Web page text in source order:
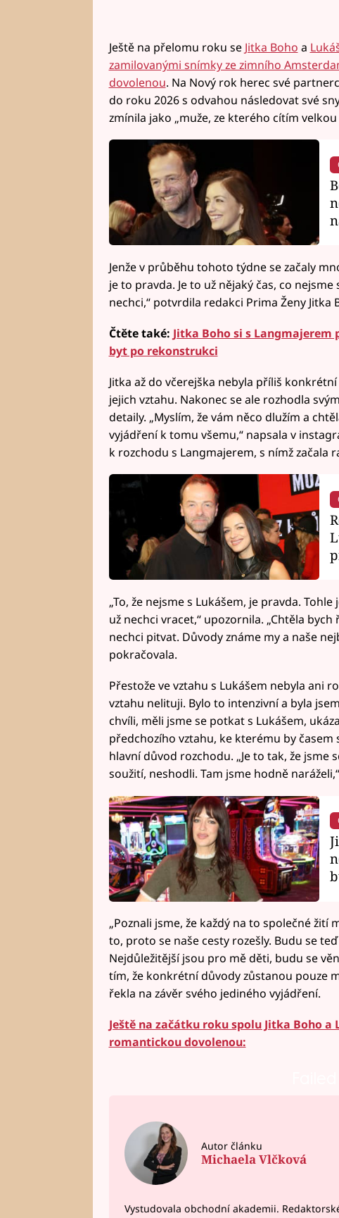
Ještě na přelomu roku se Jitka Boho a
zamilovanými snímky ze zimního
dovolenou. Na Nový rok herec své
do roku 2026 s odvahou následovat své
zmínila jako „muže, ze kterého cítím
Jenže v průběhu tohoto týdne se začaly
je to pravda. Je to už nějaký čas, co
nechci,“ potvrdila redakci Prima Ženy Jitka
Čtěte také: Jitka Boho si s
byt po rekonstrukci
Jitka až do včerejška nebyla příliš
jejich vztahu. Nakonec se ale rozhodla
detaily. „Myslím, že vám něco dlužím a
vyjádření k tomu všemu,“ napsala v
k rozchodu s Langmajerem, s nímž začala
„To, že nejsme s Lukášem, je pravda.
už nechci vracet,“ upozornila. „Chtěla
nechci pitvat. Důvody známe my a naše
pokračovala.
Přestože ve vztahu s Lukášem nebyla ani
vztahu nelituji. Bylo to intenzivní a byla
chvíli, měli jsme se potkat s Lukášem,
předchozího vztahu, ke kterému by časem
hlavní důvod rozchodu. „Je to tak, že jsme
soužití, neshodli. Tam jsme hodně
„Poznali jsme, že každý na to společné
to, proto se naše cesty rozešly. Budu se
Nejdůležitější jsou pro mě děti, budu se
tím, že konkrétní důvody zůstanou pouze
řekla na závěr svého jediného vyjádření.
Ještě na začátku roku spolu Jitka Boho
romantickou dovolenou:
Autor článku
Michaela Vlčková
Vystudovala obchodní akademii.